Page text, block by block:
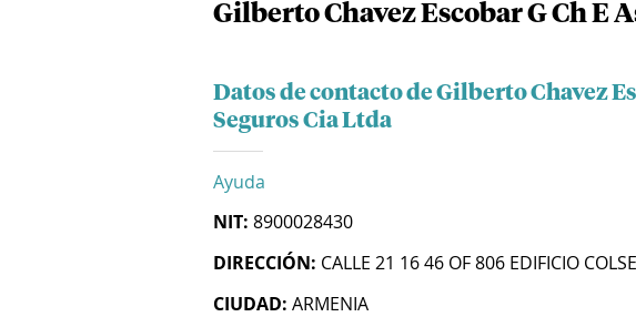
Gilberto Chavez Escobar G Ch E
Datos de contacto de Gilberto Chavez
Seguros Cia Ltda
Ayuda
NIT: 8900028430
DIRECCIÓN: CALLE 21 16 46 OF 806 EDIFICIO
CIUDAD: ARMENIA